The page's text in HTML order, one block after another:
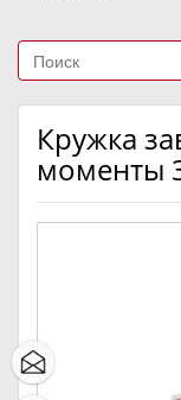
Кружка
моменты